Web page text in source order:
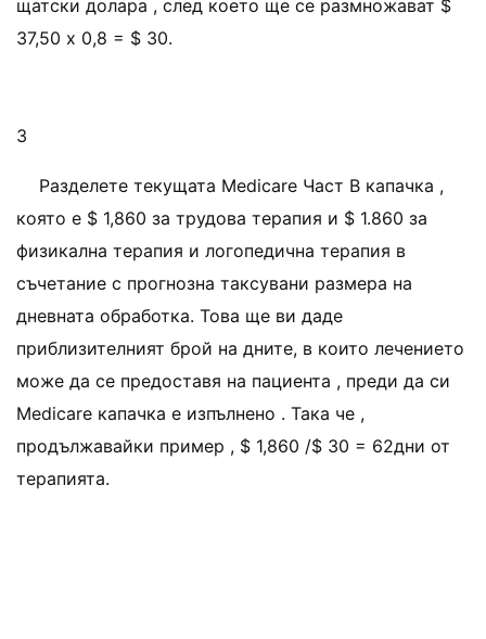
щатски долара , след което ще се размножават $
37,50 х 0,8 = $ 30.
3
Разделете текущата Medicare Част B капачка ,
която е $ 1,860 за трудова терапия и $ 1.860 за
физикална терапия и логопедична терапия в
съчетание с прогнозна таксувани размера на
дневната обработка. Това ще ви даде
приблизителният брой на дните, в които лечението
може да се предоставя на пациента , преди да си
Medicare капачка е изпълнено . Така че ,
продължавайки пример , $ 1,860 /$ 30 = 62дни от
терапията.